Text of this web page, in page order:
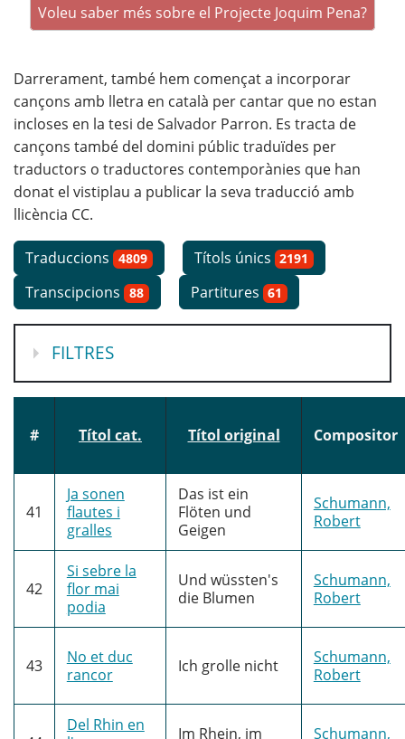
Voleu saber més sobre el Projecte Joquim Pena?
Darrerament, també hem començat a incorporar
cançons amb lletra en català per cantar que no estan
incloses en la tesi de Salvador Parron. Es tracta de
cançons també del domini públic traduïdes per
traductors o traductores contemporànies que han
donat el vistiplau a publicar la seva traducció amb
llicència CC.
Traduccions 4809 Títols únics 2191
Transcipcions 88 Partitures 61
MOSTRA
FILTRES
# Títol cat. Títol original Compositor
41
Ja sonen
flautes i
gralles
Das ist ein
Flöten und
Geigen
Schumann,
Robert
42
Si sebre la
flor mai
podia
Und wüssten's
die Blumen
Schumann,
Robert
43
No et duc
rancor
Ich grolle nicht
Schumann,
Robert
Del Rhin en
Im Rhein, im
Schumann,